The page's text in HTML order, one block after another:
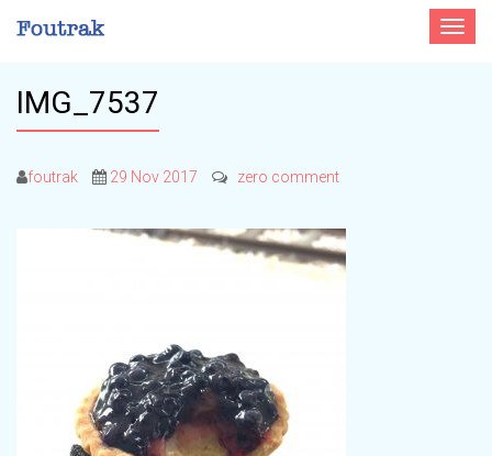
Toggle
IMG_7537
foutrak 29 Nov 2017 zero comment